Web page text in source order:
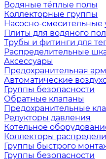
Водяные тёплые полы
Коллекторные группы
Насосно-смесительные
Плиты для водяного
Трубы и фитинги для
Распределительные
Аксессуары
Предохранительная
Автоматические
Группы безопасности
Обратные клапаны
Предохранительные
Редукторы давления
Котельное
Коллекторы
Группы быстрого
Группы безопасности